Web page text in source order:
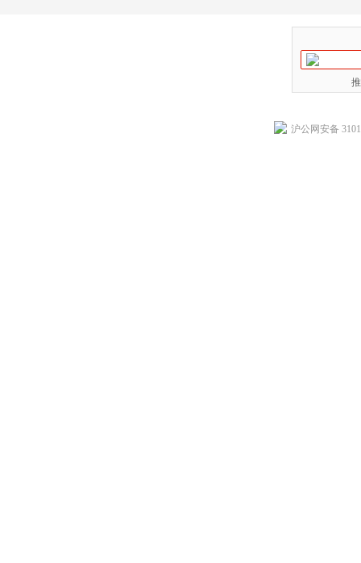
沪公网安备